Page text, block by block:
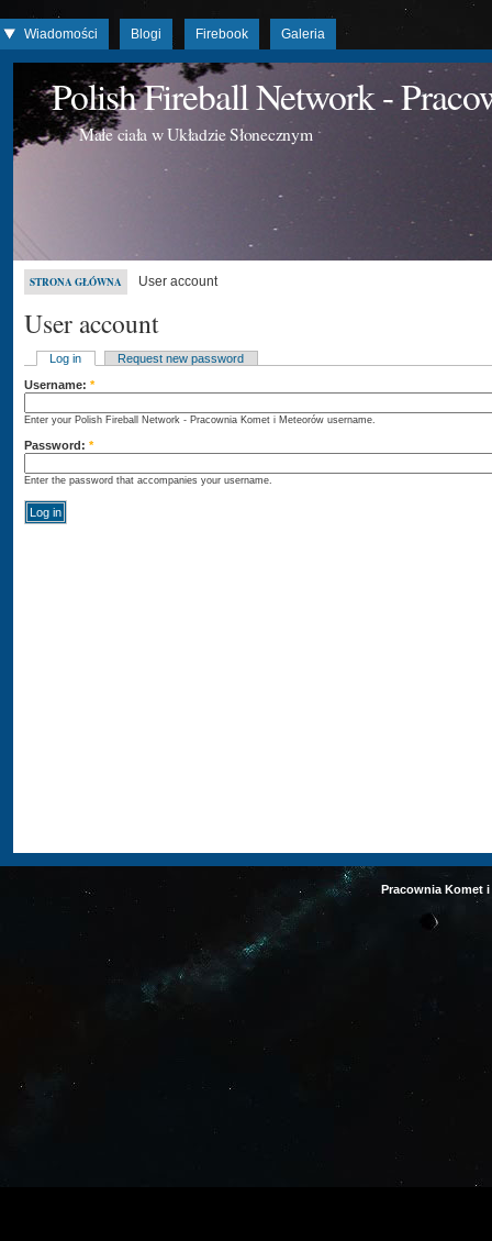
Wiadomości Blogi Firebook Galeria
Polish Fireball Network -
Małe ciała w Układzie Słonecznym
STRONA GŁÓWNA User account
User account
Log in
Request new password
Username: *
Enter your Polish Fireball Network - Pracownia Komet i Meteorów username.
Password: *
Enter the password that accompanies your username.
Pracownia Komet